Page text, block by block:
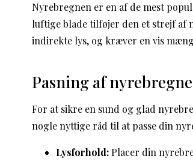
Nyrebregnen er en af de mest
luftige blade tilføjer den et strejf af
indirekte lys, og kræver en vis
Pasning af
For at sikre en sund og glad
nogle nyttige råd til at passe din
Lysforhold: Placer din